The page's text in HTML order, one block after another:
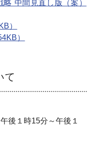
中間見直し版（案）
）
）
て
後１時15分～午後１